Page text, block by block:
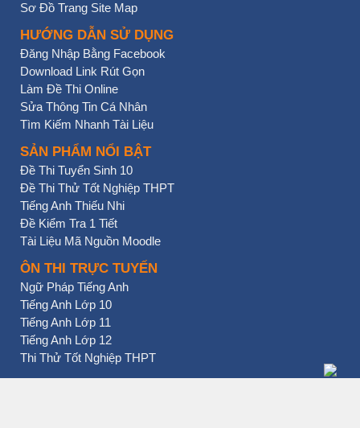
Sơ Đồ Trang Site Map
HƯỚNG DẪN SỬ DỤNG
Đăng Nhập Bằng Facebook
Download Link Rút Gọn
Làm Đề Thi Online
Sửa Thông Tin Cá Nhân
Tìm Kiếm Nhanh Tài Liệu
SẢN PHẨM NỔI BẬT
Đề Thi Tuyển Sinh 10
Đề Thi Thử Tốt Nghiệp THPT
Tiếng Anh Thiếu Nhi
Đề Kiểm Tra 1 Tiết
Tài Liệu Mã Nguồn Moodle
ÔN THI TRỰC TUYẾN
Ngữ Pháp Tiếng Anh
Tiếng Anh Lớp 10
Tiếng Anh Lớp 11
Tiếng Anh Lớp 12
Thi Thử Tốt Nghiệp THPT